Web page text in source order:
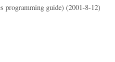
guide) (2001-8-12)